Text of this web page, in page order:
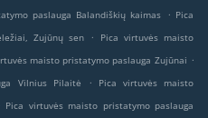
paslauga Balandiškių kaimas . Pica
Zujūnų sen
.
Pica virtuvės maisto
maisto pristatymo paslauga Zujūnai .
Vilnius Pilaitė
.
Pica virtuvės maisto
Pica virtuvės maisto pristatymo paslauga